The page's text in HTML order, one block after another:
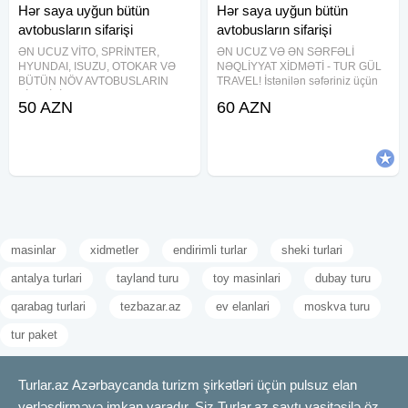
Hər saya uyğun bütün
avtobusların sifarişi
ƏN UCUZ VİTO, SPRİNTER,
HYUNDAI, ISUZU, OTOKAR VƏ
BÜTÜN NÖV AVTOBUSLARIN
Bakı və Azərbaycanın bütün
50 AZN
Hər saya uyğun bütün
avtobusların sifarişi
ƏN UCUZ VƏ ƏN SƏRFƏLİ
NƏQLİYYAT XİDMƏTİ - TUR GÜL
TRAVEL! İstənilən səfəriniz üçün
nəqliyyat xidmətini bizdən sifariş
60 AZN
masinlar xidmetler endirimli turlar sheki turlari
antalya turlari tayland turu toy masinlari dubay turu
qarabag turlari tezbazar.az ev elanlari moskva turu
tur paket
Turlar.az Azərbaycanda turizm şirkətləri üçün pulsuz elan